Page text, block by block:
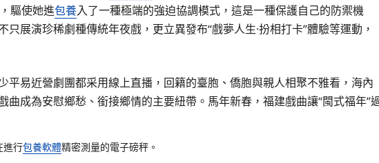
驅使她進包養入了一種極端的強迫協調模式，這是一種保護自己的防禦機
展演珍稀劇種傳統年夜戲，更立異發布“戲夢人生·扮相打卡”體驗等運動，
平易近營劇團都采用線上直播，回籍的臺胞、僑胞與親人相聚不雅看，海內
曲成為安慰鄉愁、銜接鄉情的主要紐帶。馬年新春，福建戲曲讓“閩式福年”
進行包養軟體精密測量的電子磅秤。